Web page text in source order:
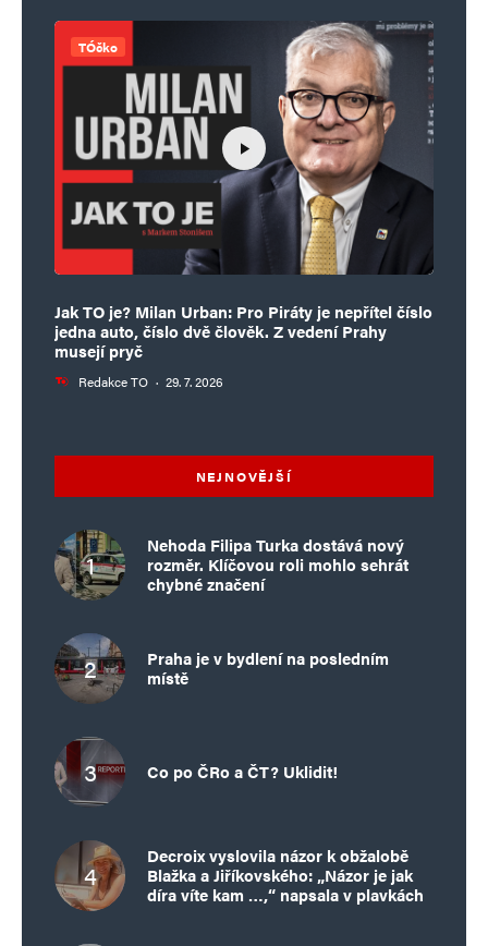
TÓčko
Jak TO je? Milan Urban: Pro Piráty je nepřítel číslo
jedna auto, číslo dvě člověk. Z vedení Prahy
musejí pryč
Redakce TO · 29. 7. 2026
NEJNOVĚJŠÍ
Nehoda Filipa Turka dostává nový
rozměr. Klíčovou roli mohlo sehrát
chybné značení
Praha je v bydlení na posledním
místě
Co po ČRo a ČT? Uklidit!
Decroix vyslovila názor k obžalobě
Blažka a Jiříkovského: „Názor je jak
díra víte kam …,“ napsala v plavkách